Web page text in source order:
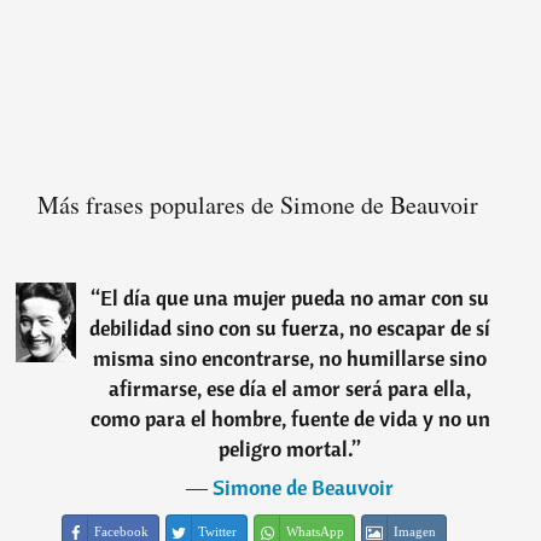
Más frases populares de Simone de Beauvoir
“El día que una mujer pueda no amar con su
debilidad sino con su fuerza, no escapar de sí
misma sino encontrarse, no humillarse sino
afirmarse, ese día el amor será para ella,
como para el hombre, fuente de vida y no un
peligro mortal.”
―Simone de Beauvoir
Facebook Twitter WhatsApp Imagen